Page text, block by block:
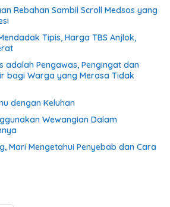
Rebahan Sambil Scroll Medsos yang
Tipis, Harga TBS Anjlok,
adalah Pengawas, Pengingat dan
bagi Warga yang Merasa Tidak
dengan Keluhan
Wewangian Dalam
Mari Mengetahui Penyebab dan Cara